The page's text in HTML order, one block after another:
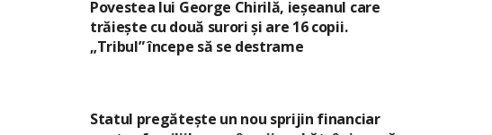
Povestea lui George Chirilă, ieșeanul care
trăiește cu două surori și are 16 copii.
„Tribul” începe să se destrame
Statul pregătește un nou sprijin financiar